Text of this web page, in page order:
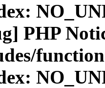
PHP